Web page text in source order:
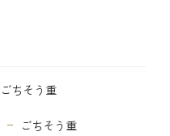
ごちそう重
ごちそう重